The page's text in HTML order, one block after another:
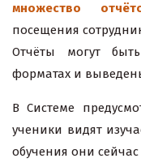
множество
посещения
Отчёты могут
форматах и
В Системе
ученики видят
обучения они сейчас